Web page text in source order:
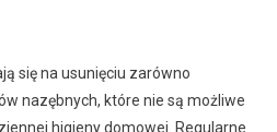
się na usunięciu zarówno
nazębnych, które nie są możliwe
higieny domowej. Regularne